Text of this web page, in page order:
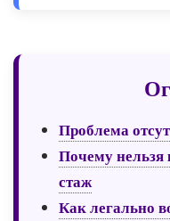
Проблема
Почему
стаж
Как легально